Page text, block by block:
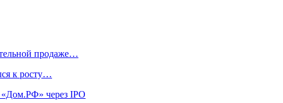
продаже…
к росту…
через IPO